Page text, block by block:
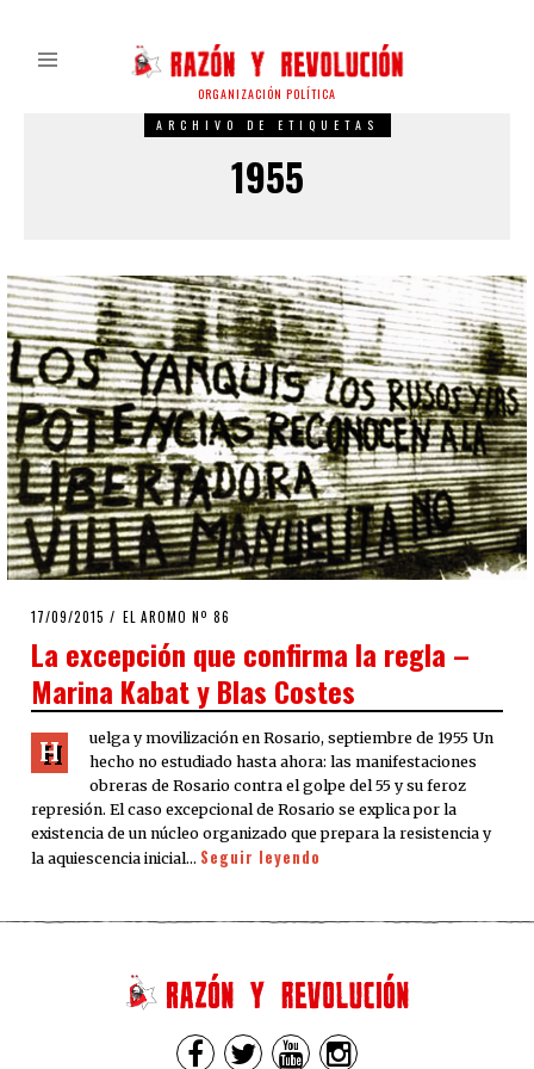
ORGANIZACIÓN POLÍTICA
ARCHIVO DE ETIQUETAS
1955
POSTED
17/09/2015 17/09/2015
EL AROMO Nº 86
La excepción que confirma la regla –
Marina Kabat y Blas Costes
H
uelga y movilización en Rosario, septiembre de 1955 Un
hecho no estudiado hasta ahora: las manifestaciones
obreras de Rosario contra el golpe del 55 y su feroz
represión. El caso excepcional de Rosario se explica por la
existencia de un núcleo organizado que prepara la resistencia y
la aquiescencia inicial… Seguir leyendo